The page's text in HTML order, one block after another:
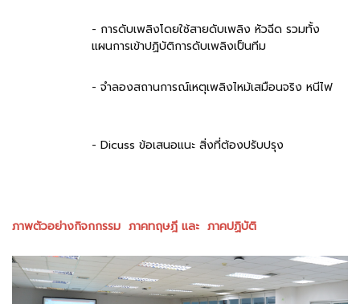
- การดับเพลิงโดยใช้สายดับเพลิง หัวฉีด รวมทั้ง
แผนการเข้าปฏิบัติการดับเพลิงเป็นทีม
- จำลองสถานการณ์เหตุเพลิงไหม้เสมือนจริง หนีไฟ
- Dicuss ข้อเสนอแนะ สิ่งที่ต้องปรับปรุง
ภาพตัวอย่างกิจกกรรม ภาคทฤษฎี และ ภาคปฏิบัติ